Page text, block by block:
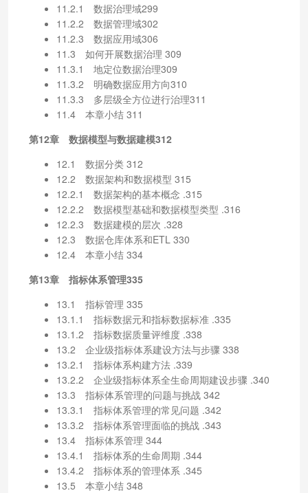
11.2.1 数据治理域299
11.2.2 数据管理域302
11.2.3 数据应用域306
11.3 如何开展数据治理 309
11.3.1 地定位数据治理309
11.3.2 明确数据应用方向310
11.3.3 多层级全方位进行治理311
11.4 本章小结 311
第12章 数据模型与数据建模312
12.1 数据分类 312
12.2 数据架构和数据模型 315
12.2.1 数据架构的基本概念 .315
12.2.2 数据模型基础和数据模型类型 .316
12.2.3 数据建模的层次 .328
12.3 数据仓库体系和ETL 330
12.4 本章小结 334
第13章 指标体系管理335
13.1 指标管理 335
13.1.1 指标数据元和指标数据标准 .335
13.1.2 指标数据质量评维度 .338
13.2 企业级指标体系建设方法与步骤 338
13.2.1 指标体系构建方法 .339
13.2.2 企业级指标体系全生命周期建设步骤 .340
13.3 指标体系管理的问题与挑战 342
13.3.1 指标体系管理的常见问题 .342
13.3.2 指标体系管理面临的挑战 .343
13.4 指标体系管理 344
13.4.1 指标体系的生命周期 .344
13.4.2 指标体系的管理体系 .345
13.5 本章小结 348